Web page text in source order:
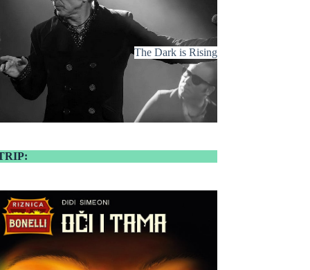
The Dark is Rising